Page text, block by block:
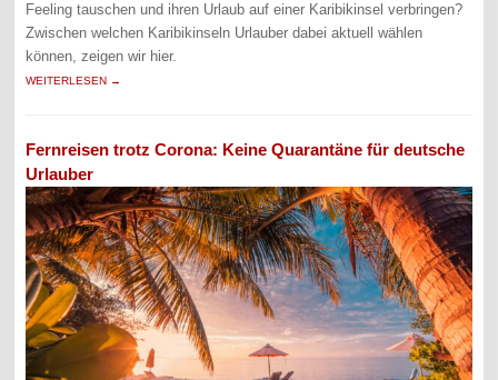
Feeling tauschen und ihren Urlaub auf einer Karibikinsel verbringen?
Zwischen welchen Karibikinseln Urlauber dabei aktuell wählen
können, zeigen wir hier.
WEITERLESEN →
Fernreisen trotz Corona: Keine Quarantäne für deutsche
Urlauber